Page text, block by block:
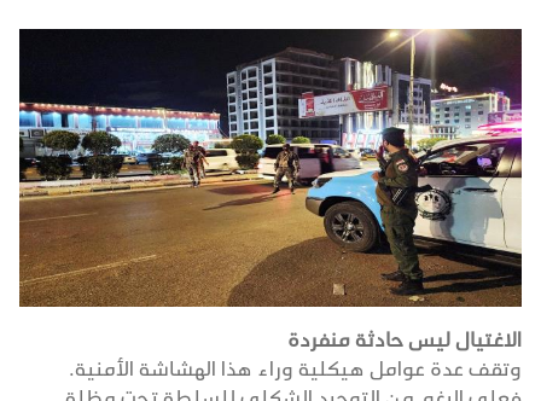
الاغتيال ليس حادثة منفردة
وتقف عدة عوامل هيكلية وراء هذا الهشاشة الأمنية.